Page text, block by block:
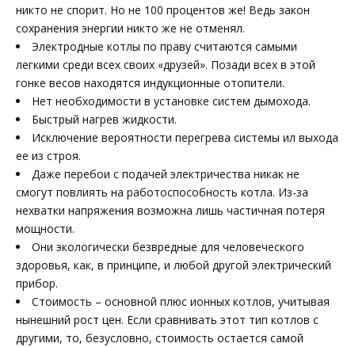
никто не спорит. Но не 100 процентов же! Ведь закон
сохранения энергии никто же не отменял.
Электродные котлы по праву считаются самыми
легкими среди всех своих «друзей». Позади всех в этой
гонке весов находятся индукционные отопители.
Нет необходимости в установке систем дымохода.
Быстрый нагрев жидкости.
Исключение вероятности перегрева системы ил выхода
ее из строя.
Даже перебои с подачей электричества никак не
смогут повлиять на работоспособность котла. Из-за
нехватки напряжения возможна лишь частичная потеря
мощности.
Они экологически безвредные для человеческого
здоровья, как, в принципе, и любой другой электрический
прибор.
Стоимость – основной плюс ионных котлов, учитывая
нынешний рост цен. Если сравнивать этот тип котлов с
другими, то, безусловно, стоимость остается самой